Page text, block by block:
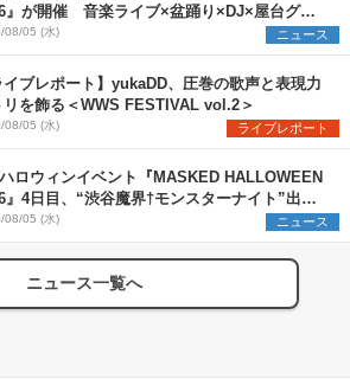
』が開催 音楽ライブ×盆踊り×DJ×屋台グル
ンタンナイトで彩る2日間
08/05 (水) ニュース
イブレポート】yukaDD、圧巻の歌声と表現力
リを飾る＜WWS FESTIVAL vol.2＞
08/05 (水) ライブレポート
ロウィンイベント『MASKED HALLOWEEN
』4日目、“渋谷魔界†モンスターナイト”出演6
発表
08/05 (水) ニュース
ニュース一覧へ